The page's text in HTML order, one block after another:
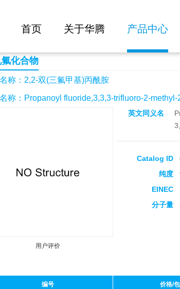
首页 关于华腾 产品中心
(三氟甲基)丙酰胺
化合物
称：2,2-双(三氟甲基)丙酰胺
称：Propanoyl fluoride,3,3,3-trifluoro-2-methyl-
用户评价
英文同义名
Catalog ID
纯度
EINEC
分子量
编号 价格/